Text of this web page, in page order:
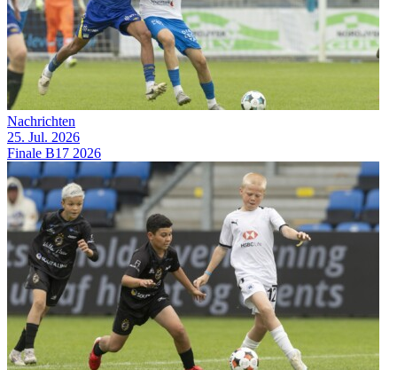
Nachrichten
25. Jul. 2026
Finale B17 2026